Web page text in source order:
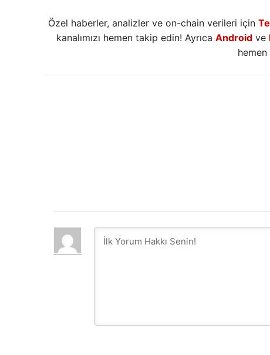
Özel haberler, analizler ve on-chain verileri için
kanalımızı hemen takip edin! Ayrıca Androidve
hemen